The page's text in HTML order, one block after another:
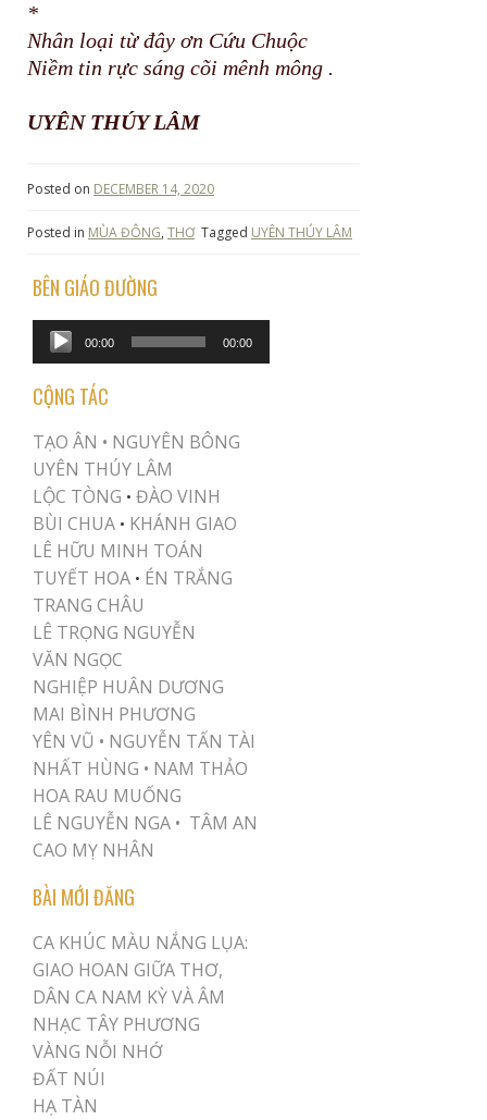
*
Nhân loại từ đây ơn Cứu Chuộc
Niềm tin rực sáng cõi mênh mông .
UYÊN THÚY LÂM
Posted on DECEMBER 14, 2020
Posted in MÙA ĐÔNG, THƠ Tagged UYÊN THÚY LÂM
BÊN GIÁO ĐƯỜNG
Audio
Player
00:00 00:00
CỘNG TÁC
TẠO ÂN • NGUYÊN BÔNG
UYÊN THÚY LÂM
LỘC TÒNG • ĐÀO VINH
BÙI CHUA • KHÁNH GIAO
LÊ HỮU MINH TOÁN
TUYẾT HOA • ÉN TRẮNG
TRANG CHÂU
LÊ TRỌNG NGUYỄN
VĂN NGỌC
NGHIỆP HUÂN DƯƠNG
MAI BÌNH PHƯƠNG
YÊN VŨ • NGUYỄN TẤN TÀI
NHẤT HÙNG • NAM THẢO
HOA RAU MUỐNG
LÊ NGUYỄN NGA • TÂM AN
CAO MỴ NHÂN
BÀI MỚI ĐĂNG
CA KHÚC MÀU NẮNG LỤA:
GIAO HOAN GIỮA THƠ,
DÂN CA NAM KỲ VÀ ÂM
NHẠC TÂY PHƯƠNG
VÀNG NỖI NHỚ
ĐẤT NÚI
HẠ TÀN